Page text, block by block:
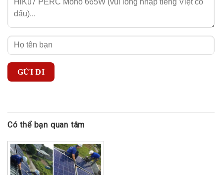
Có thể bạn quan tâm